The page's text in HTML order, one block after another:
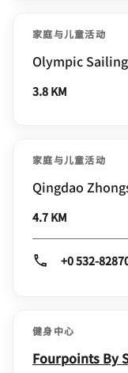
家庭与儿童活动
Olympic
3.8 KM
家庭与儿童活动
Qingdao
4.7 KM
+0 532-
健身中心
Fourpoints By